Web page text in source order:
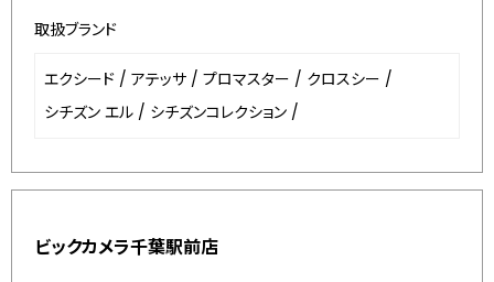
取扱ブランド
エクシード / アテッサ / プロマスター / クロスシー /
シチズン エル / シチズンコレクション /
ビックカメラ千葉駅前店